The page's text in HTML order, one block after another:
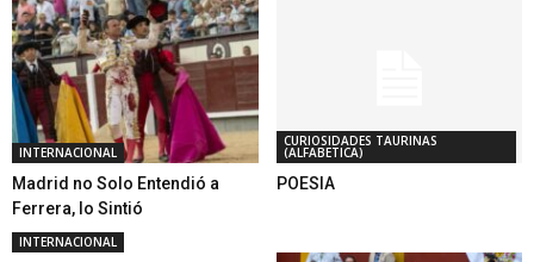
INTERNACIONAL
Madrid no Solo Entendió a
Ferrera, lo Sintió
CURIOSIDADES TAURINAS
(ALFABETICA)
POESIA
INTERNACIONAL